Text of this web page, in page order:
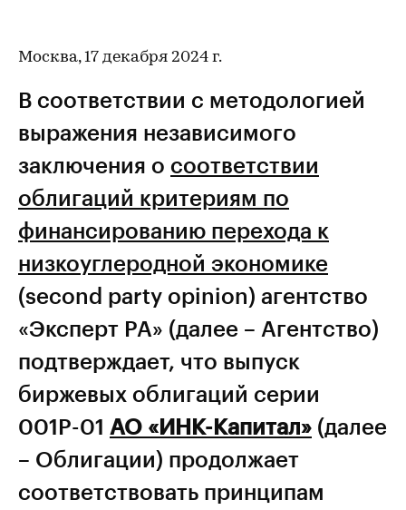
Москва, 17 декабря 2024 г.
В соответствии с методологией
выражения независимого
заключения о соответствии
облигаций критериям по
финансированию перехода к
низкоуглеродной экономике
(second party opinion) агентство
«Эксперт РА» (далее – Агентство)
подтверждает, что выпуск
биржевых облигаций серии
001Р-01 АО «ИНК-Капитал» (далее
– Облигации) продолжает
соответствовать принципам